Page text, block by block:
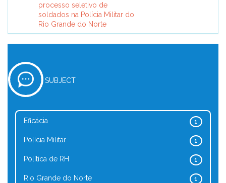
processo seletivo de
soldados na Polícia Militar do
Rio Grande do Norte
SUBJECT
1
Eficácia
1
Polícia Militar
1
Política de RH
1
Rio Grande do Norte